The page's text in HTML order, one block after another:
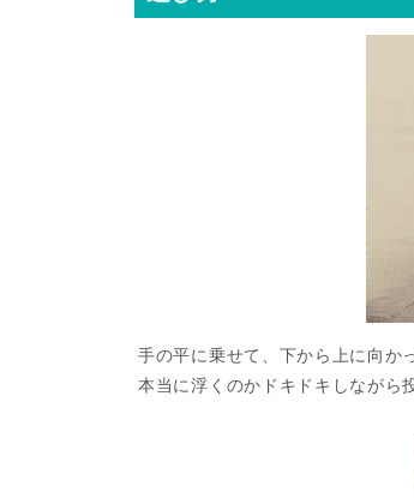
手の平に乗せて、下から上に向か
本当に浮くのかドキドキしながら